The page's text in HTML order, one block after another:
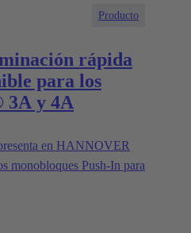
Producto
rápida
para los
3A y 4A
en HANNOVER
monobloques Push-In para